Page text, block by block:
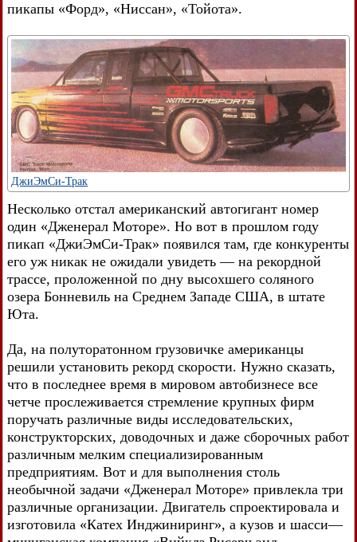
пикапы «Форд», «Ниссан», «Тойота».
ДжиЭмСи-Трак
Несколько отстал американский автогигант номер
один «Дженерал Моторе». Но вот в прошлом году
пикап «ДжиЭмСи-Трак» появился там, где конкуренты
его уж никак не ожидали увидеть — на рекордной
трассе, проложенной по дну высохшего соляного
озера Бонневиль на Среднем Западе США, в штате
Юта.
Да, на полуторатонном грузовичке американцы
решили установить рекорд скорости. Нужно сказать,
что в последнее время в мировом автобизнесе все
четче прослеживается стремление крупных фирм
поручать различные виды исследовательских,
конструкторских, доводочных и даже сборочных работ
различным мелким специализированным
предприятиям. Вот и для выполнения столь
необычной задачи «Дженерал Моторе» привлекла три
различные организации. Двигатель спроектировала и
изготовила «Катех Инджиниринг», а кузов и шасси—